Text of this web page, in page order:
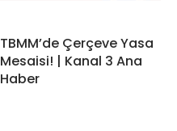
TBMM’de Çerçeve Yasa
Mesaisi! | Kanal 3 Ana
Haber